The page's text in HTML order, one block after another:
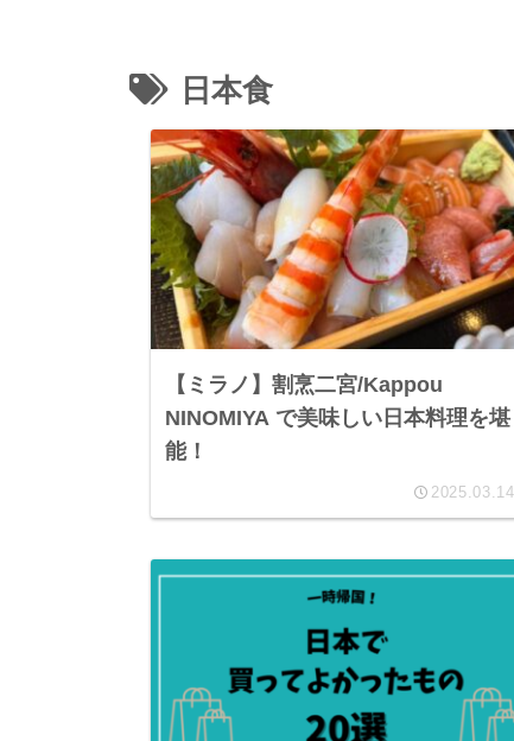
日本食
【ミラノ】割烹二宮/Kappou
NINOMIYA で美味しい日本料理を堪
能！
2025.03.14